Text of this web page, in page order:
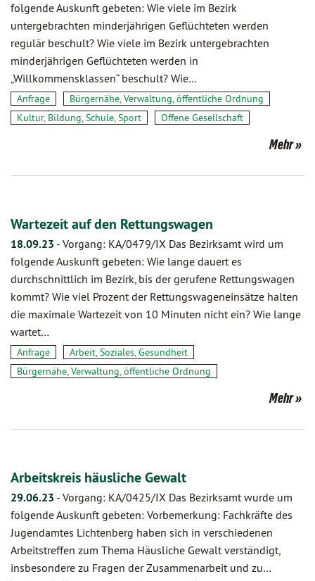
folgende Auskunft gebeten: Wie viele im Bezirk
untergebrachten minderjährigen Geflüchteten werden
regulär beschult? Wie viele im Bezirk untergebrachten
minderjährigen Geflüchteten werden in
„Willkommensklassen“ beschult? Wie…
Anfrage
Bürgernähe, Verwaltung, öffentliche Ordnung
Kultur, Bildung, Schule, Sport
Offene Gesellschaft
Mehr
Wartezeit auf den Rettungswagen
18.09.23 - Vorgang: KA/0479/IX Das Bezirksamt wird um
folgende Auskunft gebeten: Wie lange dauert es
durchschnittlich im Bezirk, bis der gerufene Rettungswagen
kommt? Wie viel Prozent der Rettungswageneinsätze halten
die maximale Wartezeit von 10 Minuten nicht ein? Wie lange
wartet…
Anfrage
Arbeit, Soziales, Gesundheit
Bürgernähe, Verwaltung, öffentliche Ordnung
Mehr
Arbeitskreis häusliche Gewalt
29.06.23 - Vorgang: KA/0425/IX Das Bezirksamt wurde um
folgende Auskunft gebeten: Vorbemerkung: Fachkräfte des
Jugendamtes Lichtenberg haben sich in verschiedenen
Arbeitstreffen zum Thema Häusliche Gewalt verständigt,
insbesondere zu Fragen der Zusammenarbeit und zu…